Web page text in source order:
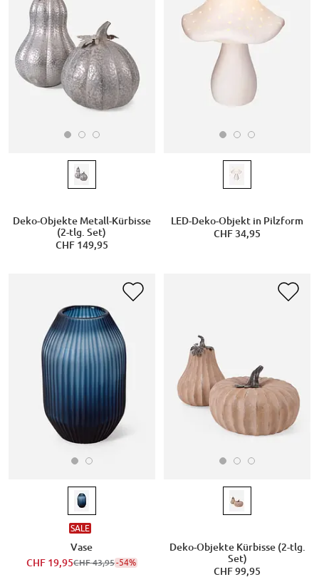
Deko-Objekte Metall-Kürbisse
(2-tlg. Set)
CHF 149,95
LED-Deko-Objekt in Pilzform
CHF 34,95
SALE
Vase
CHF 19,95CHF 43,95-54%
Deko-Objekte Kürbisse (2-tlg.
Set)
CHF 99,95